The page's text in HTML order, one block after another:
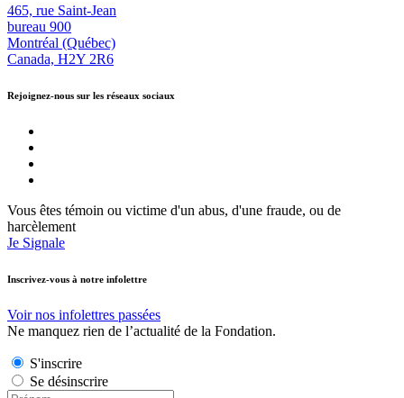
465, rue Saint-Jean
bureau 900
Montréal (Québec)
Canada, H2Y 2R6
Rejoignez-nous sur les réseaux sociaux
Vous êtes témoin ou victime d'un abus, d'une fraude, ou de
harcèlement
Je Signale
Inscrivez-vous à notre infolettre
Voir nos infolettres passées
Ne manquez rien de l’actualité de la Fondation.
S'inscrire
Se désinscrire